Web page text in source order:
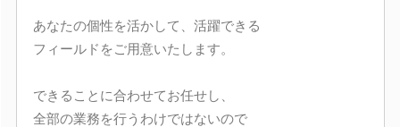
あなたの個性を活かして、活躍できる
フィールドをご用意いたします。
できることに合わせてお任せし、
全部の業務を行うわけではないので